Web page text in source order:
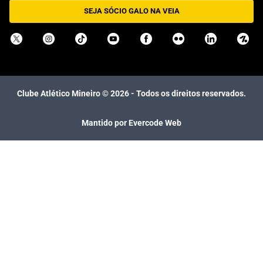
SEJA SÓCIO GALO NA VEIA
Clube Atlético Mineiro ©2026- Todos os direitos reservados.
Mantido por Evercode Web